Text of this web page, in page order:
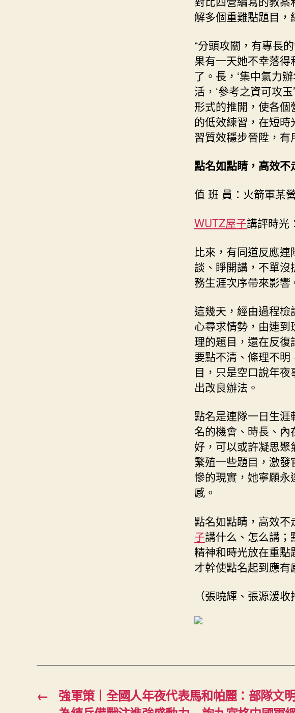
解多個重難點題目，
“分頭攻關，有專長
果有一天她不幸落
了。長，‘集中氣力
活，‘參考之資可攻
形式的推開，使各個
的低效練習，在短
習質效穩步晉陞，有
點名如點睛，高效不
值 班 員：火箭軍某
WUTZ屋子講評時光
比來，有同道反應
談、睜開講，不單
務生涯次序帶來影響
這幾天，經由過程
心尋求情勢，由連到
理的題目，還在反復
要點不清、條理不
目，只是空口說年夜
出改良辦法。
點名是連隊一日生
名的機會、時長、
好，可以或許凝思
繁殖一些題目，激
慘的現實，她寧願
感。
點名如點睛，高效
子講什么、怎么講
精神和時光放在重
才幹使點名起到應有
（張曉輝、張源湲收
←
強軍策丨全國人年夜代表馬和帕麗：部隊文